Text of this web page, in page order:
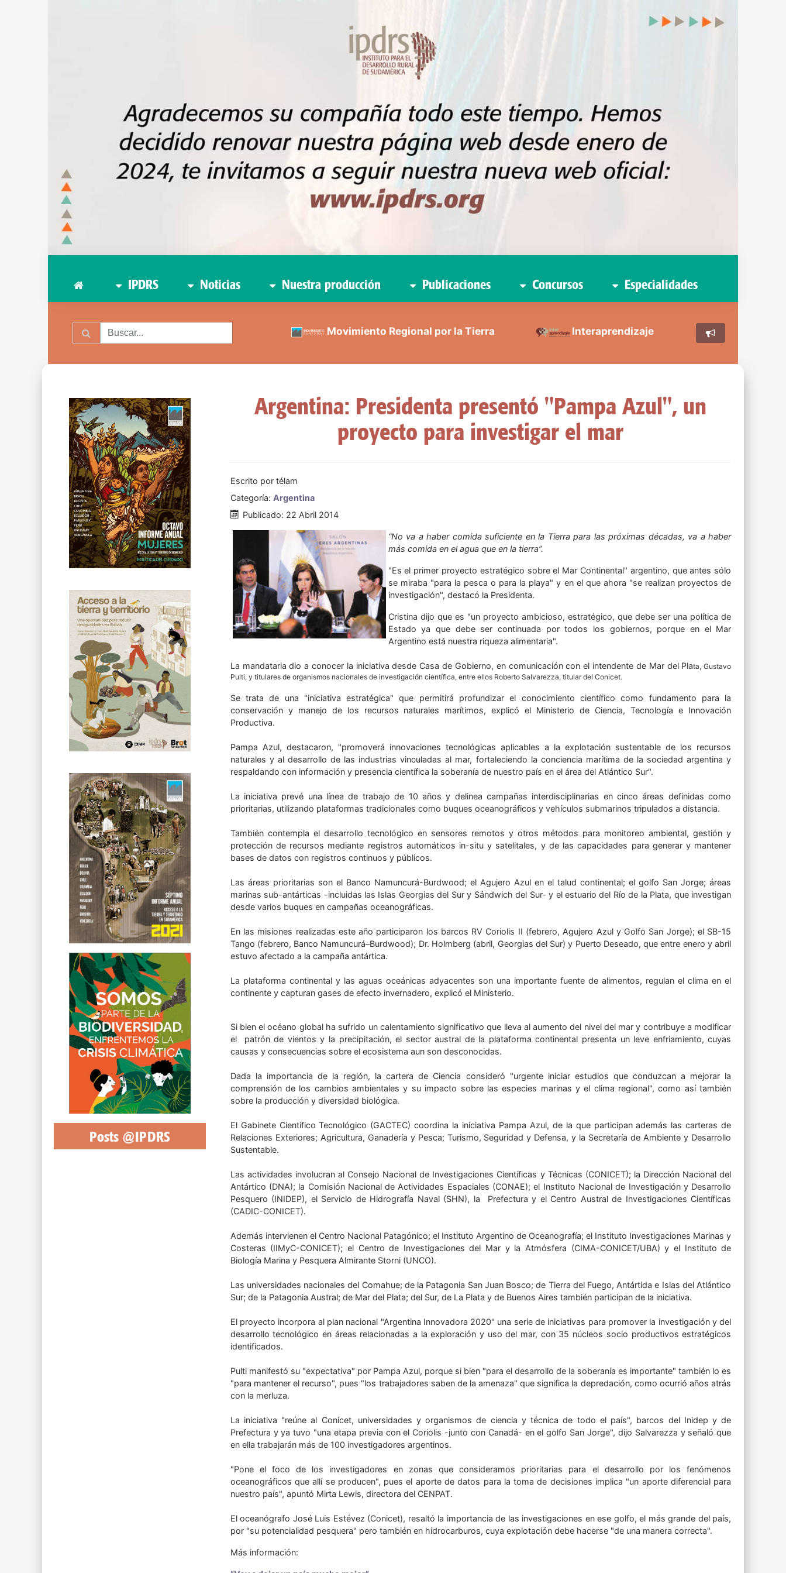
IPDRS Noticias Nuestra producción Publicaciones Concursos Especialidades
Movimiento Regional por la Tierra Interaprendizaje
Posts @IPDRS
Argentina: Presidenta presentó "Pampa Azul", un
proyecto para investigar el mar
Escrito por télam
Categoría: Argentina
Publicado: 22 Abril 2014
“No va a haber comida suficiente en la Tierra para las próximas décadas, va a haber
más comida en el agua que en la tierra”.
"Es el primer proyecto estratégico sobre el Mar Continental" argentino, que antes sólo
se miraba "para la pesca o para la playa" y en el que ahora "se realizan proyectos de
investigación", destacó la Presidenta.
Cristina dijo que es "un proyecto ambicioso, estratégico, que debe ser una política de
Estado ya que debe ser continuada por todos los gobiernos, porque en el Mar
Argentino está nuestra riqueza alimentaria".
La mandataria dio a conocer la iniciativa desde Casa de Gobierno, en comunicación con el intendente de Mar del Plata, Gustavo
Pulti, y titulares de organismos nacionales de investigación científica, entre ellos Roberto Salvarezza, titular del Conicet.
Se trata de una "iniciativa estratégica" que permitirá profundizar el conocimiento científico como fundamento para la
conservación y manejo de los recursos naturales marítimos, explicó el Ministerio de Ciencia, Tecnología e Innovación
Productiva.
Pampa Azul, destacaron, "promoverá innovaciones tecnológicas aplicables a la explotación sustentable de los recursos
naturales y al desarrollo de las industrias vinculadas al mar, fortaleciendo la conciencia marítima de la sociedad argentina y
respaldando con información y presencia científica la soberanía de nuestro país en el área del Atlántico Sur".
La iniciativa prevé una línea de trabajo de 10 años y delinea campañas interdisciplinarias en cinco áreas definidas como
prioritarias, utilizando plataformas tradicionales como buques oceanográficos y vehículos submarinos tripulados a distancia.
También contempla el desarrollo tecnológico en sensores remotos y otros métodos para monitoreo ambiental, gestión y
protección de recursos mediante registros automáticos in-situ y satelitales, y de las capacidades para generar y mantener
bases de datos con registros continuos y públicos.
Las áreas prioritarias son el Banco Namuncurá-Burdwood; el Agujero Azul en el talud continental; el golfo San Jorge; áreas
marinas sub-antárticas -incluidas las Islas Georgias del Sur y Sándwich del Sur- y el estuario del Río de la Plata, que investigan
desde varios buques en campañas oceanográficas.
En las misiones realizadas este año participaron los barcos RV Coriolis II (febrero, Agujero Azul y Golfo San Jorge); el SB-15
Tango (febrero, Banco Namuncurá–Burdwood); Dr. Holmberg (abril, Georgias del Sur) y Puerto Deseado, que entre enero y abril
estuvo afectado a la campaña antártica.
La plataforma continental y las aguas oceánicas adyacentes son una importante fuente de alimentos, regulan el clima en el
continente y capturan gases de efecto invernadero, explicó el Ministerio.
Si bien el océano global ha sufrido un calentamiento significativo que lleva al aumento del nivel del mar y contribuye a modificar
el patrón de vientos y la precipitación, el sector austral de la plataforma continental presenta un leve enfriamiento, cuyas
causas y consecuencias sobre el ecosistema aun son desconocidas.
Dada la importancia de la región, la cartera de Ciencia consideró "urgente iniciar estudios que conduzcan a mejorar la
comprensión de los cambios ambientales y su impacto sobre las especies marinas y el clima regional", como así también
sobre la producción y diversidad biológica.
El Gabinete Científico Tecnológico (GACTEC) coordina la iniciativa Pampa Azul, de la que participan además las carteras de
Relaciones Exteriores; Agricultura, Ganadería y Pesca; Turismo, Seguridad y Defensa, y la Secretaría de Ambiente y Desarrollo
Sustentable.
Las actividades involucran al Consejo Nacional de Investigaciones Científicas y Técnicas (CONICET); la Dirección Nacional del
Antártico (DNA); la Comisión Nacional de Actividades Espaciales (CONAE); el Instituto Nacional de Investigación y Desarrollo
Pesquero (INIDEP), el Servicio de Hidrografía Naval (SHN), la Prefectura y el Centro Austral de Investigaciones Científicas
(CADIC-CONICET).
Además intervienen el Centro Nacional Patagónico; el Instituto Argentino de Oceanografía; el Instituto Investigaciones Marinas y
Costeras (IIMyC-CONICET); el Centro de Investigaciones del Mar y la Atmósfera (CIMA-CONICET/UBA) y el Instituto de
Biología Marina y Pesquera Almirante Storni (UNCO).
Las universidades nacionales del Comahue; de la Patagonia San Juan Bosco; de Tierra del Fuego, Antártida e Islas del Atlántico
Sur; de la Patagonia Austral; de Mar del Plata; del Sur, de La Plata y de Buenos Aires también participan de la iniciativa.
El proyecto incorpora al plan nacional "Argentina Innovadora 2020" una serie de iniciativas para promover la investigación y del
desarrollo tecnológico en áreas relacionadas a la exploración y uso del mar, con 35 núcleos socio productivos estratégicos
identificados.
Pulti manifestó su "expectativa" por Pampa Azul, porque si bien "para el desarrollo de la soberanía es importante" también lo es
"para mantener el recurso", pues "los trabajadores saben de la amenaza" que significa la depredación, como ocurrió años atrás
con la merluza.
La iniciativa "reúne al Conicet, universidades y organismos de ciencia y técnica de todo el país", barcos del Inidep y de
Prefectura y ya tuvo "una etapa previa con el Coriolis -junto con Canadá- en el golfo San Jorge", dijo Salvarezza y señaló que
en ella trabajarán más de 100 investigadores argentinos.
"Pone el foco de los investigadores en zonas que consideramos prioritarias para el desarrollo por los fenómenos
oceanográficos que allí se producen", pues el aporte de datos para la toma de decisiones implica "un aporte diferencial para
nuestro país", apuntó Mirta Lewis, directora del CENPAT.
El oceanógrafo José Luis Estévez (Conicet), resaltó la importancia de las investigaciones en ese golfo, el más grande del país,
por "su potencialidad pesquera" pero también en hidrocarburos, cuya explotación debe hacerse "de una manera correcta".
Más información: